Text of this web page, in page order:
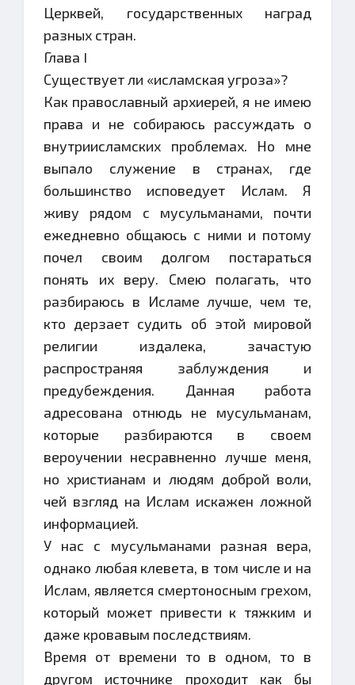
Церквей, государственных наград
разных стран.
Глава I
Существует ли «исламская угроза»?
Как православный архиерей, я не имею
права и не собираюсь рассуждать о
внутриисламских проблемах. Но мне
выпало служение в странах, где
большинство исповедует Ислам. Я
живу рядом с мусульманами, почти
ежедневно общаюсь с ними и потому
почел своим долгом постараться
понять их веру. Смею полагать, что
разбираюсь в Исламе лучше, чем те,
кто дерзает судить об этой мировой
религии издалека, зачастую
распространяя заблуждения и
предубеждения. Данная работа
адресована отнюдь не мусульманам,
которые разбираются в своем
вероучении несравненно лучше меня,
но христианам и людям доброй воли,
чей взгляд на Ислам искажен ложной
информацией.
У нас с мусульманами разная вера,
однако любая клевета, в том числе и на
Ислам, является смертоносным грехом,
который может привести к тяжким и
даже кровавым последствиям.
Время от времени то в одном, то в
другом источнике проходит как бы